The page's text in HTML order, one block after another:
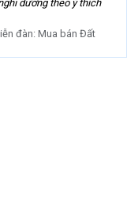
dưỡng theo ý thích
đàn:Mua bán Đất